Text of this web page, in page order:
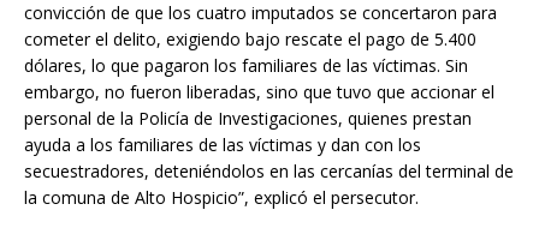
convicción de que los cuatro imputados se concertaron para
cometer el delito, exigiendo bajo rescate el pago de 5.400
dólares, lo que pagaron los familiares de las víctimas. Sin
embargo, no fueron liberadas, sino que tuvo que accionar el
personal de la Policía de Investigaciones, quienes prestan
ayuda a los familiares de las víctimas y dan con los
secuestradores, deteniéndolos en las cercanías del terminal de
la comuna de Alto Hospicio”, explicó el persecutor.